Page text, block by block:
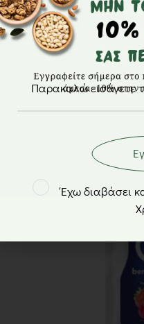
Bolero – Χυμός με
χωρίς ζάχαρη
Έχω διαβάσει